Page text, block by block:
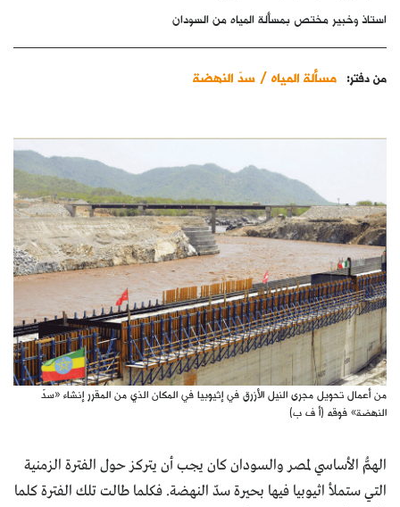
استاذ وخبير مختص بمسألة المياه من السودان
من دفتر: مسألة المياه / سدّ النهضة
من أعمال تحويل مجرى النيل الأزرق في إثيوبيا في المكان الذي من المقرر إنشاء «سدّ
النهضة» فوقه (أ ف ب)
الهمُّ الأساسي لمصر والسودان كان يجب أن يتركز حول الفترة الزمنية
التي ستملأ اثيوبيا فيها بحيرة سدّ النهضة. فكلما طالت تلك الفترة كلما